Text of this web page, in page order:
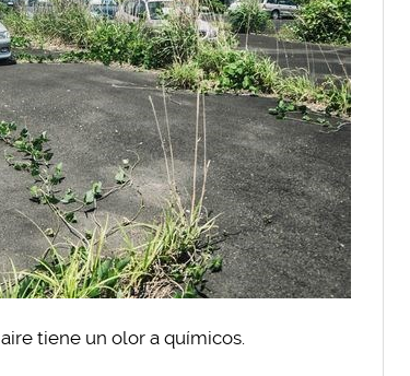
tiene un olor a químicos.